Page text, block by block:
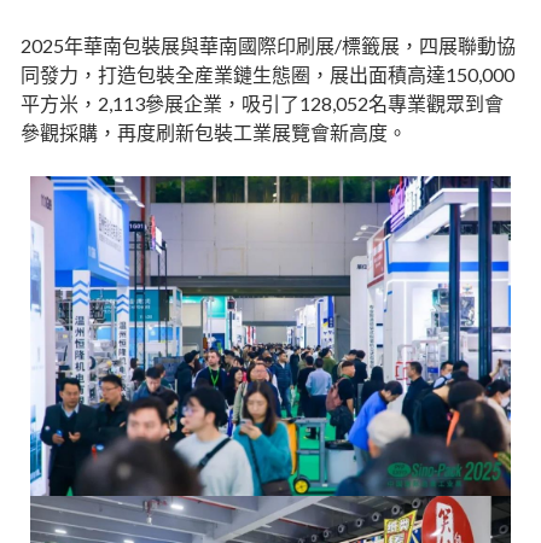
2025年華南包裝展與華南國際印刷展/標籤展，四展聯動協
同發力，打造包裝全産業鏈生態圈，展出面積高達150,000
平方米，2,113參展企業，吸引了128,052名專業觀眾到會
參觀採購，再度刷新包裝工業展覽會新高度。